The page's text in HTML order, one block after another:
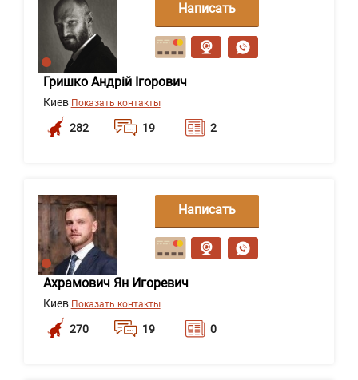
Гришко Андрій Ігорович
Киев Показать контакты
282 19 2
Написать
сообщение
Ахрамович Ян Игоревич
Киев Показать контакты
270 19 0
Написать
сообщение